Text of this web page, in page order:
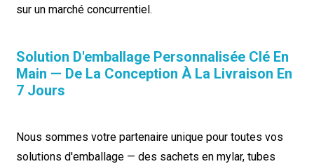
sur un marché concurrentiel.
Solution D'emballage Personnalisée Clé En
Main — De La Conception À La Livraison En
7 Jours
Nous sommes votre partenaire unique pour toutes vos
solutions d'emballage — des sachets en mylar, tubes